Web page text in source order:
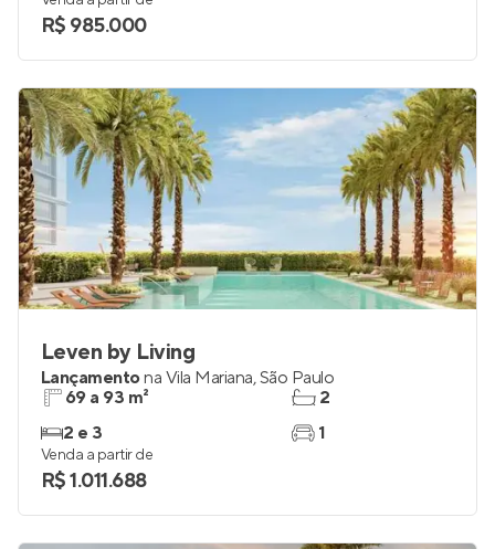
R$ 985.000
Leven by Living
Lançamentona Vila Mariana,São Paulo
69 a 93 m²
2 e 3
2
1
Venda a partir de
R$ 1.011.688